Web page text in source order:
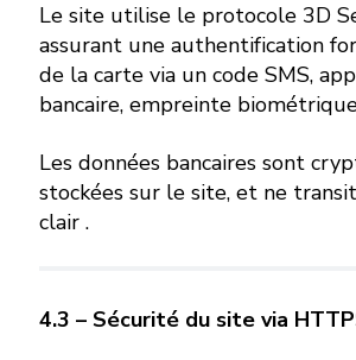
Le site utilise le protocole 3D
assurant une authentification
de la carte via un code SMS,
bancaire, empreinte
Les données bancaires sont
stockées sur le site, et ne
clair .
4.3 – Sécurité du site via